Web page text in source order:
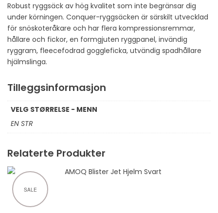
Robust ryggsäck av hög kvalitet som inte begränsar dig
under körningen. Conquer-ryggsäcken är särskilt utvecklad
för snöskoteråkare och har flera kompressionsremmar,
hållare och fickor, en formgjuten ryggpanel, invändig
ryggram, fleecefodrad goggleficka, utvändig spadhållare
hjälmslinga.
Tilleggsinformasjon
VELG STØRRELSE - MENN
EN STR
Relaterte Produkter
SALE